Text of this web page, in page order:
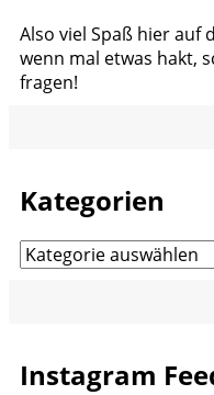
Also viel Spaß hier auf
wenn mal etwas hakt,
fragen!
Kategorien
Kategorien
Instagram